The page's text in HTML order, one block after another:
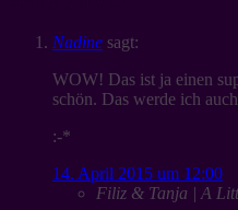
Nadine sagt:
WOW! Das ist ja einen
schön. Das werde ich
:-*
14. April 2015 um 12:00
Filiz & Tanja | A